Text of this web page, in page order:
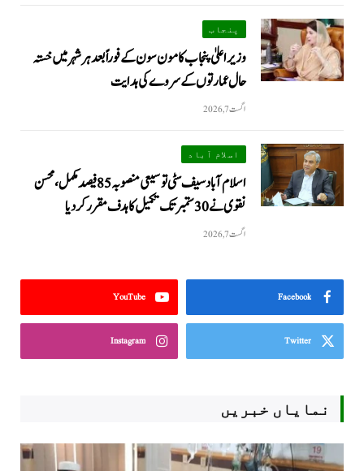
پنجاب
وزیراعلیٰ پنجاب کا مون سون کے فوراً بعد ہر شہر میں خستہ
حال عمارتوں کے سروے کی ہدایت
اگست 7, 2026
اسلام آباد
اسلام آباد سیف سٹی توسیعی منصوبہ 85 فیصد مکمل، محسن
نقوی نے 30 ستمبر تک تکمیل کا ہدف مقرر کر دیا
اگست 7, 2026
Facebook
YouTube
Twitter
Instagram
نمایاں خبریں